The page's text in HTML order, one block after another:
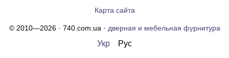
Карта сайта
© 2010—2026 · 740.com.ua · дверная и мебельная фурнитура
Укр Рус